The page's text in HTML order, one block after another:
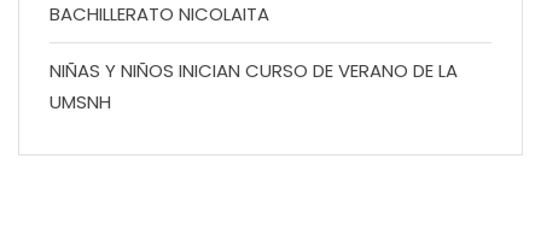
BACHILLERATO NICOLAITA
NIÑAS Y NIÑOS INICIAN CURSO DE VERANO DE LA
UMSNH